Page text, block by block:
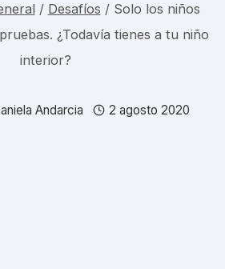
/ Desafíos / Solo los niños
¿Todavía tienes a tu niño
interior?
Andarcia 2 agosto 2020